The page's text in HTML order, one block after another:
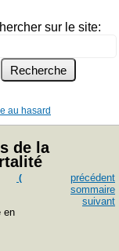
sur le site:
au hasard
de la
(
en
précédent
sommaire
suivant